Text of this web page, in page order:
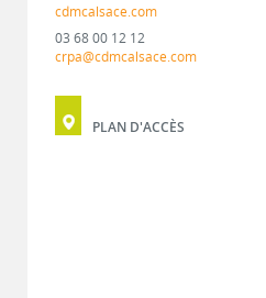
cdmcalsace.com
03 68 00 12 12
crpa@cdmcalsace.com
PLAN D'ACCÈS